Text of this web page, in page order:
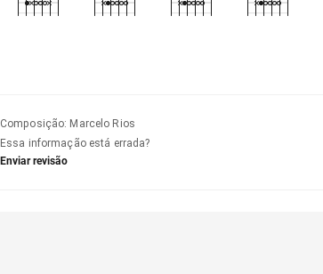
Composição: Marcelo Rios
Essa informação está errada?
Enviar revisão